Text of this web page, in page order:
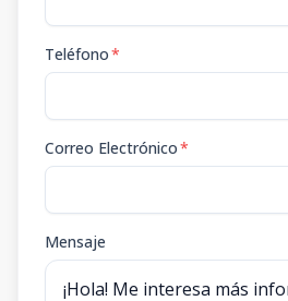
Teléfono*
Correo Electrónico*
Mensaje